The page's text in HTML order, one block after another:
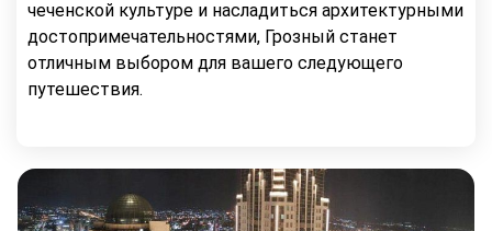
чеченской культуре и насладиться архитектурными
достопримечательностями, Грозный станет
отличным выбором для вашего следующего
путешествия.